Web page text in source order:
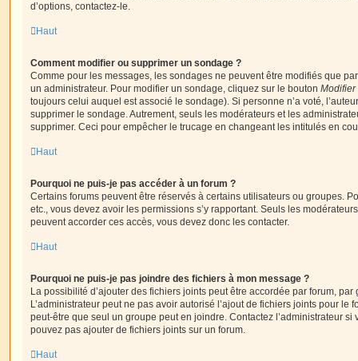
d’options, contactez-le.
Haut
Comment modifier ou supprimer un sondage ?
Comme pour les messages, les sondages ne peuvent être modifiés que
un administrateur. Pour modifier un sondage, cliquez sur le bouton Modifier
toujours celui auquel est associé le sondage). Si personne n’a voté,
supprimer le sondage. Autrement, seuls les modérateurs et les
supprimer. Ceci pour empêcher le trucage en changeant les intitulés en
Haut
Pourquoi ne puis-je pas accéder à un forum ?
Certains forums peuvent être réservés à certains utilisateurs ou groupes.
etc., vous devez avoir les permissions s’y rapportant. Seuls les
peuvent accorder ces accès, vous devez donc les contacter.
Haut
Pourquoi ne puis-je pas joindre des fichiers à mon message ?
La possibilité d’ajouter des fichiers joints peut être accordée par forum,
L’administrateur peut ne pas avoir autorisé l’ajout de fichiers joints pour le
peut-être que seul un groupe peut en joindre. Contactez l’administrateur
pouvez pas ajouter de fichiers joints sur un forum.
Haut